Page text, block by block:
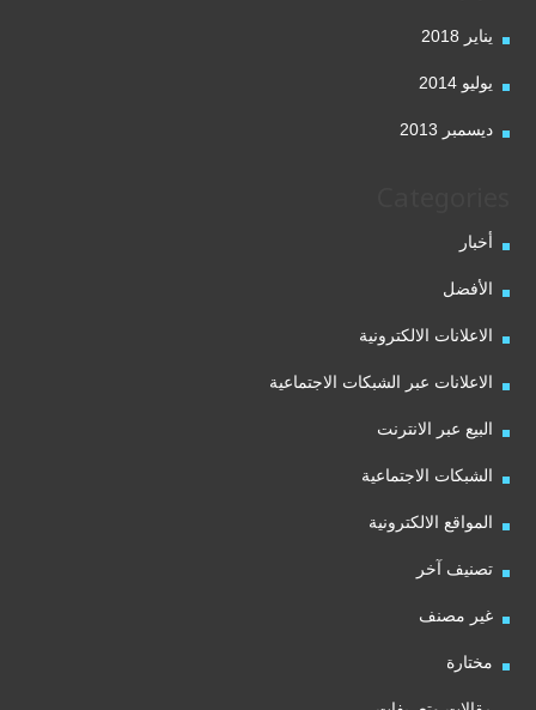
يناير 2018
يوليو 2014
ديسمبر 2013
أخبار
الأفضل
الاعلانات الالكترونية
الاعلانات عبر الشبكات الاجتماعية
البيع عبر الانترنت
الشبكات الاجتماعية
المواقع الالكترونية
تصنيف آخر
غير مصنف
مختارة